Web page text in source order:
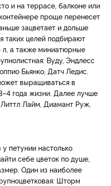
и на террасе, балконе или
проще перенесет
зацветает и дольше
таких целей подбирают
л, а также миниатюрные
Вуду, Эндлесс
Бьянко, Датч Ледис.
выращиваться в
года жизни. Далее лучше
Лайм, Диамант Руж,
петунии настолько
себе цветок по душе,
Один из наиболее
Шторм